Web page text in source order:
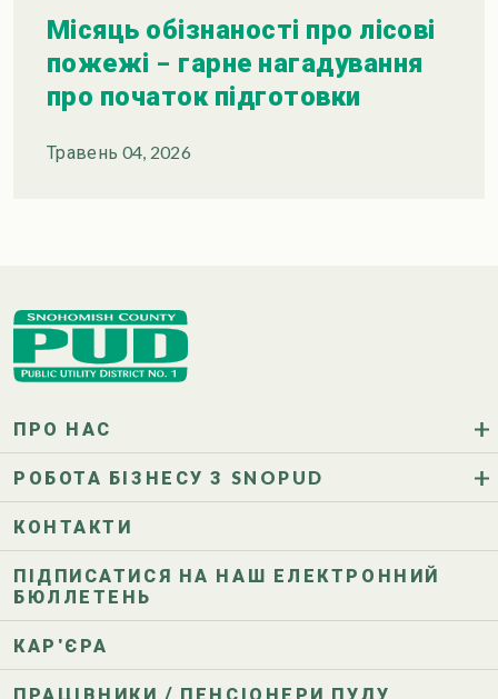
Місяць обізнаності про лісові
пожежі – гарне нагадування
про початок підготовки
Травень 04, 2026
ПРО НАС
РОБОТА БІЗНЕСУ З SNOPUD
КОНТАКТИ
ПІДПИСАТИСЯ НА НАШ ЕЛЕКТРОННИЙ
БЮЛЛЕТЕНЬ
КАР'ЄРА
ПРАЦІВНИКИ / ПЕНСІОНЕРИ ПУДУ